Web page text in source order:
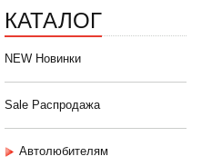
КАТАЛОГ
NEW Новинки
Sale Распродажа
Автолюбителям